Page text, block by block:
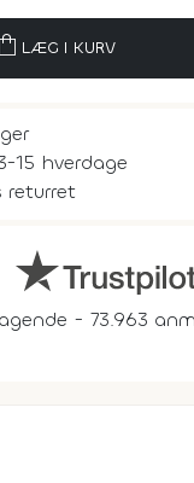
shopping_bag LÆG I KURV
15 hverdage
returret
- 73.963